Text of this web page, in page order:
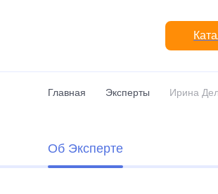
Главная Эксперты Ирина
Об Эксперте